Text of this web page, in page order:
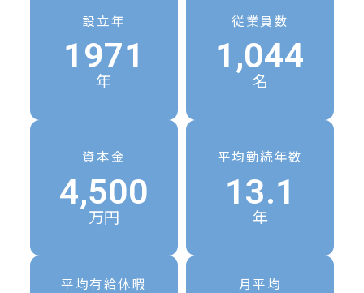
設立年
1971
年
従業員数
1,044
名
資本金
4,500
万円
平均勤続年数
13.1
年
平均有給休暇
月平均